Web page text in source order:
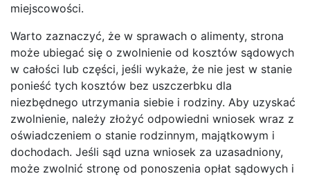
miejscowości.
Warto zaznaczyć, że w sprawach o alimenty, strona
może ubiegać się o zwolnienie od kosztów sądowych
w całości lub części, jeśli wykaże, że nie jest w stanie
ponieść tych kosztów bez uszczerbku dla
niezbędnego utrzymania siebie i rodziny. Aby uzyskać
zwolnienie, należy złożyć odpowiedni wniosek wraz z
oświadczeniem o stanie rodzinnym, majątkowym i
dochodach. Jeśli sąd uzna wniosek za uzasadniony,
może zwolnić stronę od ponoszenia opłat sądowych i